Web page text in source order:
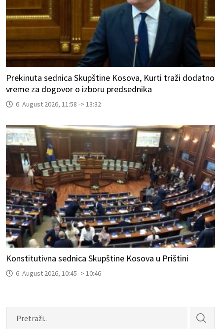
Prekinuta sednica Skupštine Kosova, Kurti traži dodatno
vreme za dogovor o izboru predsednika
6. August 2026, 11:58 -> 13:32
Konstitutivna sednica Skupštine Kosova u Prištini
6. August 2026, 10:45 -> 10:46